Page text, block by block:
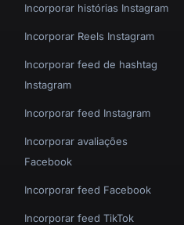
Incorporar histórias Instagram
Incorporar Reels Instagram
Incorporar feed de hashtag
Instagram
Incorporar feed Instagram
Incorporar avaliações
Facebook
Incorporar feed Facebook
Incorporar feed TikTok